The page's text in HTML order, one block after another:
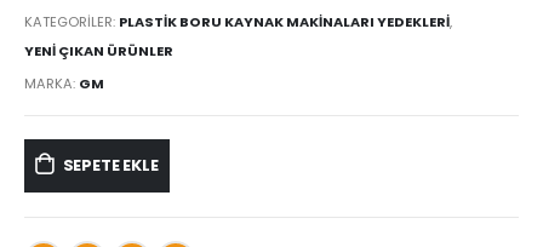
KATEGORILER: PLASTİK BORU KAYNAK MAKİNALARI YEDEKLERİ,
YENI ÇIKAN ÜRÜNLER
MARKA: GM
SEPETE EKLE